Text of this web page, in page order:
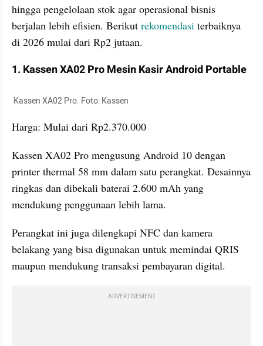
hingga pengelolaan stok agar operasional bisnis
berjalan lebih efisien. Berikut rekomendasi terbaiknya
di 2026 mulai dari Rp2 jutaan.
1. Kassen XA02 Pro Mesin Kasir Android Portable
Kassen XA02 Pro. Foto: Kassen
Harga: Mulai dari Rp2.370.000
Kassen XA02 Pro mengusung Android 10 dengan
printer thermal 58 mm dalam satu perangkat. Desainnya
ringkas dan dibekali baterai 2.600 mAh yang
mendukung penggunaan lebih lama.
Perangkat ini juga dilengkapi NFC dan kamera
belakang yang bisa digunakan untuk memindai QRIS
maupun mendukung transaksi pembayaran digital.
ADVERTISEMENT